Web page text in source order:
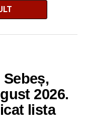
de
domenii de
cu experiență,
de muncă
oficială ANOFM,
2026.
lista